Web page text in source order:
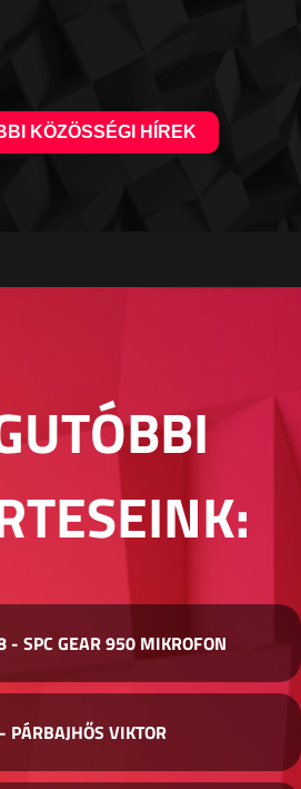
KÖZÖSSÉGI HÍREK
- SPC GEAR 950 MIKROFON
PÁRBAJHŐS VIKTOR